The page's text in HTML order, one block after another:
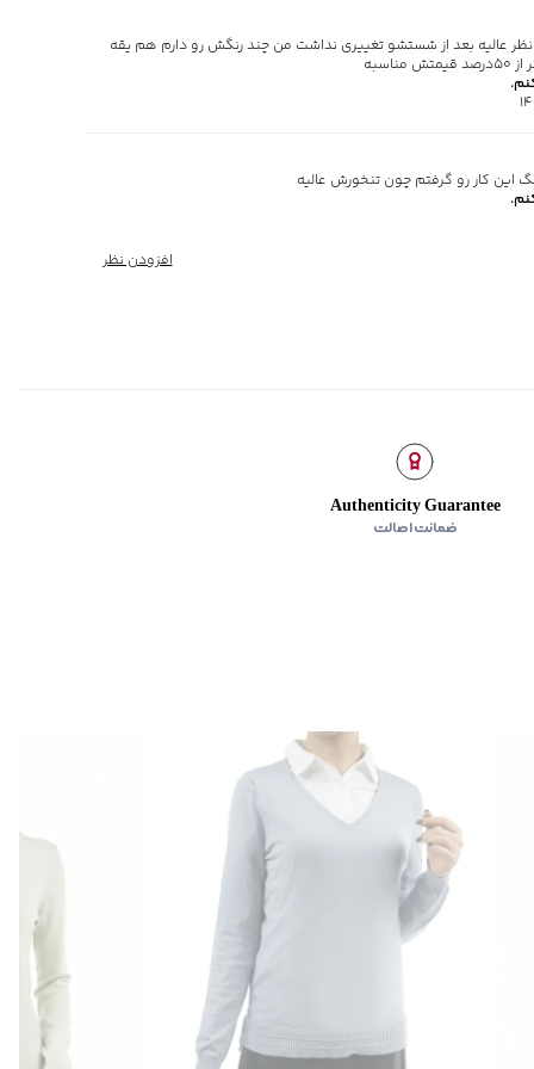
نظر عالیه بعد از شستشو تغییری نداشت من چند رنگش رو دارم هم یقه
افزودن نظر
Authenticity Guarantee
ضمانت اصالت